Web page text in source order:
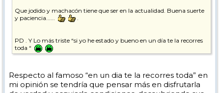
Que jodido y machacón tiene que ser en la actualidad. Buena suerte
y paciencia......
PD . Y Lo más triste “si yo he estado y bueno en un día te la recorres
toda “
Respecto al famoso “en un dia te la recorres toda” en
mi opinión se tendría que pensar más en disfrutarla